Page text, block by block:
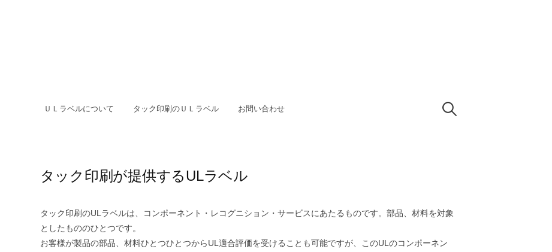
ＵＬラベルについて タック印刷のＵＬラベル お問い合わせ 検
タック印刷が提供するULラベル
タック印刷のULラベルは、コンポーネント・レコグニション・サービスにあたるものです。部品、材料を対象
としたもののひとつです。
お客様が製品の部品、材料ひとつひとつからUL適合評価を受けることも可能ですが、このULのコンポーネン